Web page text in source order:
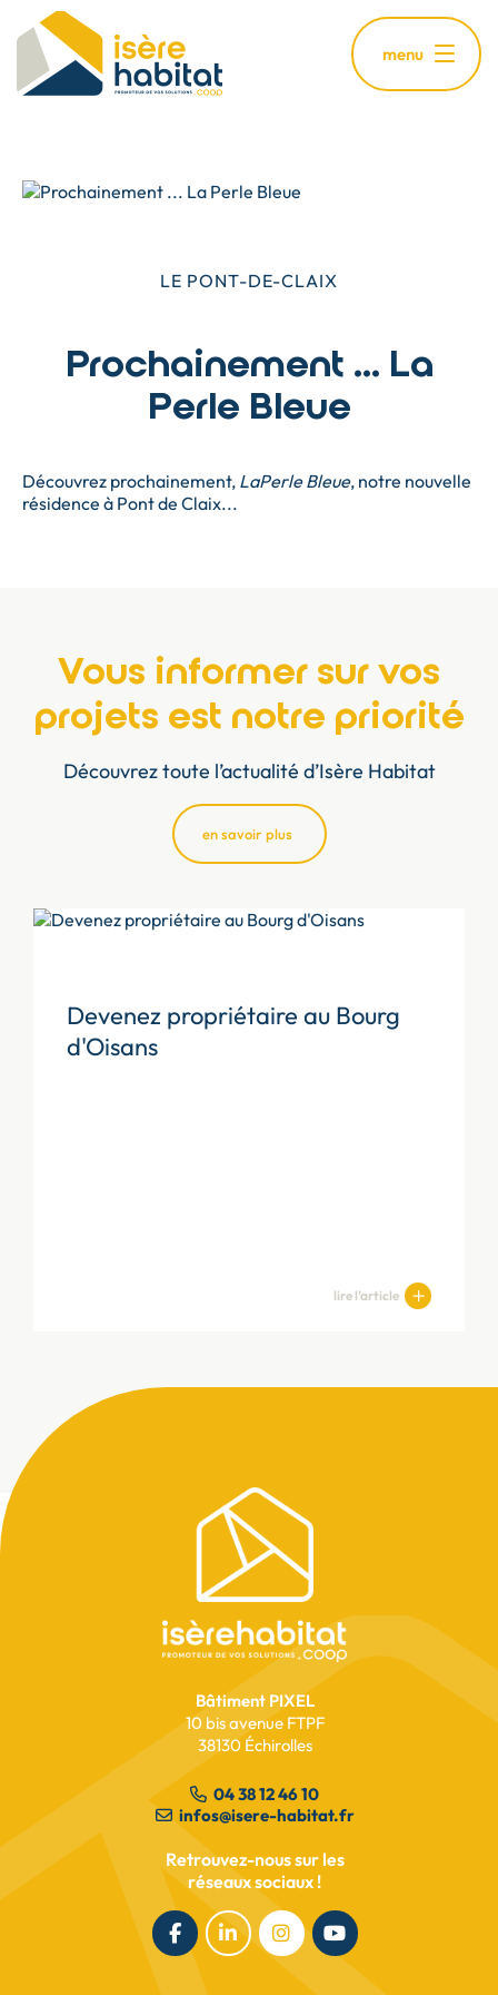
au
contenu
principal
menu
LE PONT-DE-CLAIX
Prochainement ... La
Perle Bleue
Découvrez prochainement, LaPerle Bleue, notre nouvelle
résidence à Pont de Claix...
Vous informer sur vos
projets est notre priorité
Découvrez toute l’actualité d’Isère Habitat
en savoir plus
Devenez propriétaire au Bourg
d'Oisans
lire l’article
Avancement des travaux
Pied
de
page
Bâtiment PIXEL
10 bis avenue FTPF
38130 Échirolles
04 38 12 46 10
infos@isere-habitat.fr
Retrouvez-nous sur les
réseaux sociaux !